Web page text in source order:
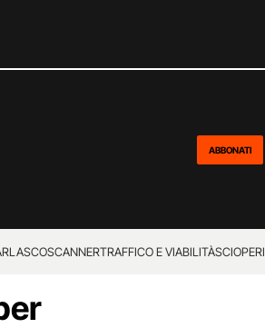
ABBONATI
SCANNERTRAFFICO E VIABILITÀSCIOPERI